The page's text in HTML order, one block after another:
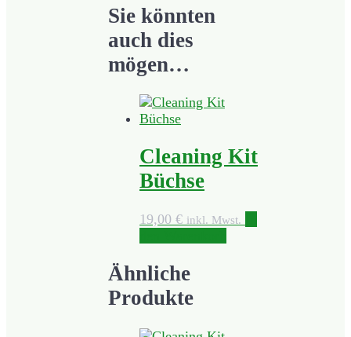
Sie könnten
auch dies
mögen…
Cleaning Kit
Büchse
19,00 € inkl. Mwst.
Ähnliche
Produkte